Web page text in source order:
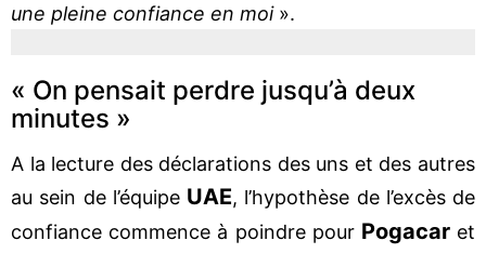
une pleine confiance en moi».
« On pensait perdre jusqu’à deux
minutes »
A la lecture des déclarations des uns et des autres
au sein de l’équipe UAE, l’hypothèse de l’excès de
confiance commence à poindre pour Pogacaret